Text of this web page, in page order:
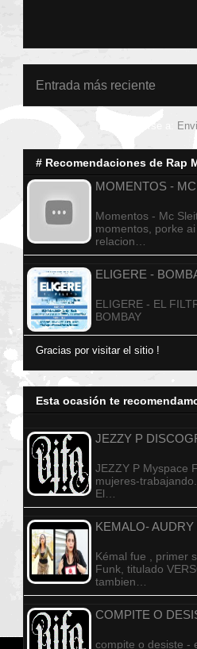
Entrada más reciente
Suscribirse a:
# Recomendaciones de Rap
MOMENTOS -
Momentos - Mc
momentos, porke
relacion…
ELIGERE -
ELIGERE - EL
BOMBAY
Gracias por visitar el sitio !
Esta ocasión te
JEZZY P
JEZZY P Myspace
mujeres-
El…
KEMALO- AUDRY
Kémal fue , primer
Funk, titulado
tambien…
COMPITE O
compite o desiste -